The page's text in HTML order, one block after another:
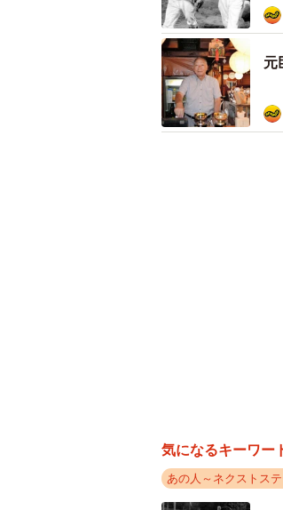
元
気になるキーワー
あの人～ネクストス